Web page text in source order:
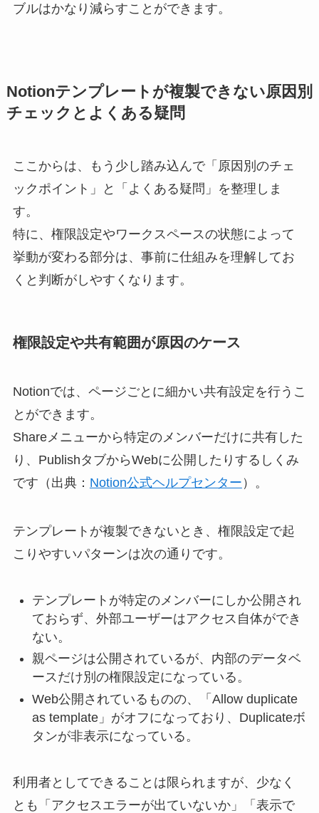
ブルはかなり減らすことができます。
Notionテンプレートが複製できない原因別
チェックとよくある疑問
ここからは、もう少し踏み込んで「原因別のチェ
ックポイント」と「よくある疑問」を整理しま
す。
特に、権限設定やワークスペースの状態によって
挙動が変わる部分は、事前に仕組みを理解してお
くと判断がしやすくなります。
権限設定や共有範囲が原因のケース
Notionでは、ページごとに細かい共有設定を行うこ
とができます。
Shareメニューから特定のメンバーだけに共有した
り、PublishタブからWebに公開したりするしくみ
です（出典： Notion公式ヘルプセンター ）。
テンプレートが複製できないとき、権限設定で起
こりやすいパターンは次の通りです。
テンプレートが特定のメンバーにしか公開され
ておらず、外部ユーザーはアクセス自体ができ
ない。
親ページは公開されているが、内部のデータベ
ースだけ別の権限設定になっている。
Web公開されているものの、「Allow duplicate
as template」がオフになっており、Duplicateボ
タンが非表示になっている。
利用者としてできることは限られますが、少なく
とも「アクセスエラーが出ていないか」「表示で